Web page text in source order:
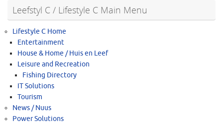
Leefstyl C / Lifestyle C Main Menu
Lifestyle C Home
Entertainment
House & Home / Huis en Leef
Leisure and Recreation
Fishing Directory
IT Solutions
Tourism
News / Nuus
Power Solutions